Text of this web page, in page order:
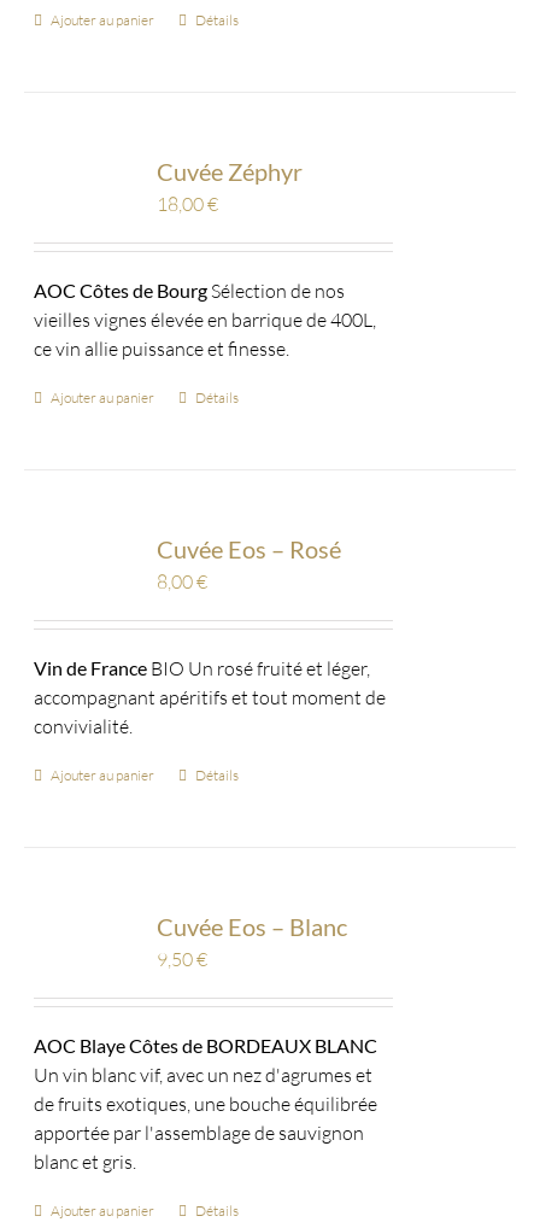
Ajouter au panier Détails
Cuvée Zéphyr
18,00€
AOC Côtes de BourgSélection de nos
vieilles vignes élevée en barrique de 400L,
ce vin allie puissance et finesse.
Ajouter au panier Détails
Cuvée Eos – Rosé
8,00€
Vin de France BIO Un rosé fruité et léger,
accompagnant apéritifs et tout moment de
convivialité.
Ajouter au panier Détails
Cuvée Eos – Blanc
9,50€
AOC Blaye Côtes de BORDEAUX BLANC
Un vin blanc vif, avec un nez d'agrumes et
de fruits exotiques, une bouche équilibrée
apportée par l'assemblage de sauvignon
blanc et gris.
Ajouter au panier Détails